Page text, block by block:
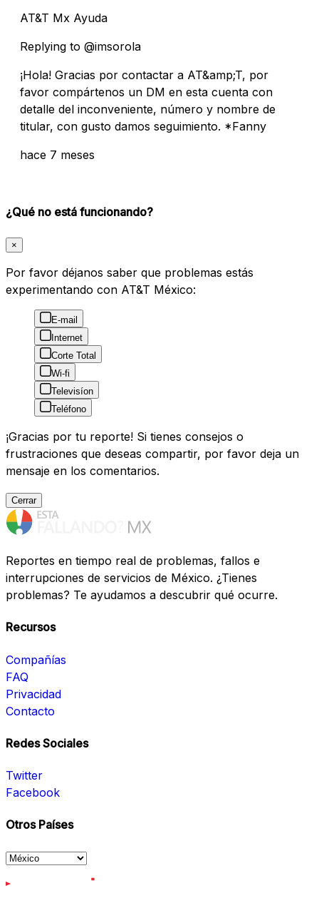
AT&T Mx Ayuda
Replying to @imsorola
¡Hola! Gracias por contactar a AT&amp;T, por
favor compártenos un DM en esta cuenta con
detalle del inconveniente, número y nombre de
titular, con gusto damos seguimiento. *Fanny
hace 7 meses
¿Qué no está funcionando?
×
Por favor déjanos saber que problemas estás
experimentando con AT&T México:
E-mail
Internet
Corte Total
Wi-fi
Televisíon
Teléfono
¡Gracias por tu reporte! Si tienes consejos o
frustraciones que deseas compartir, por favor deja un
mensaje en los comentarios.
Cerrar
Reportes en tiempo real de problemas, fallos e
interrupciones de servicios de México. ¿Tienes
problemas? Te ayudamos a descubrir qué ocurre.
Recursos
Compañías
FAQ
Privacidad
Contacto
Redes Sociales
Twitter
Facebook
Otros Países